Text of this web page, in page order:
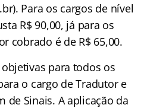
Para os cargos de nível
R$ 90,00, já para os
cobrado é de R$ 65,00.
para todos os
o cargo de Tradutor e
de Sinais. A aplicação da